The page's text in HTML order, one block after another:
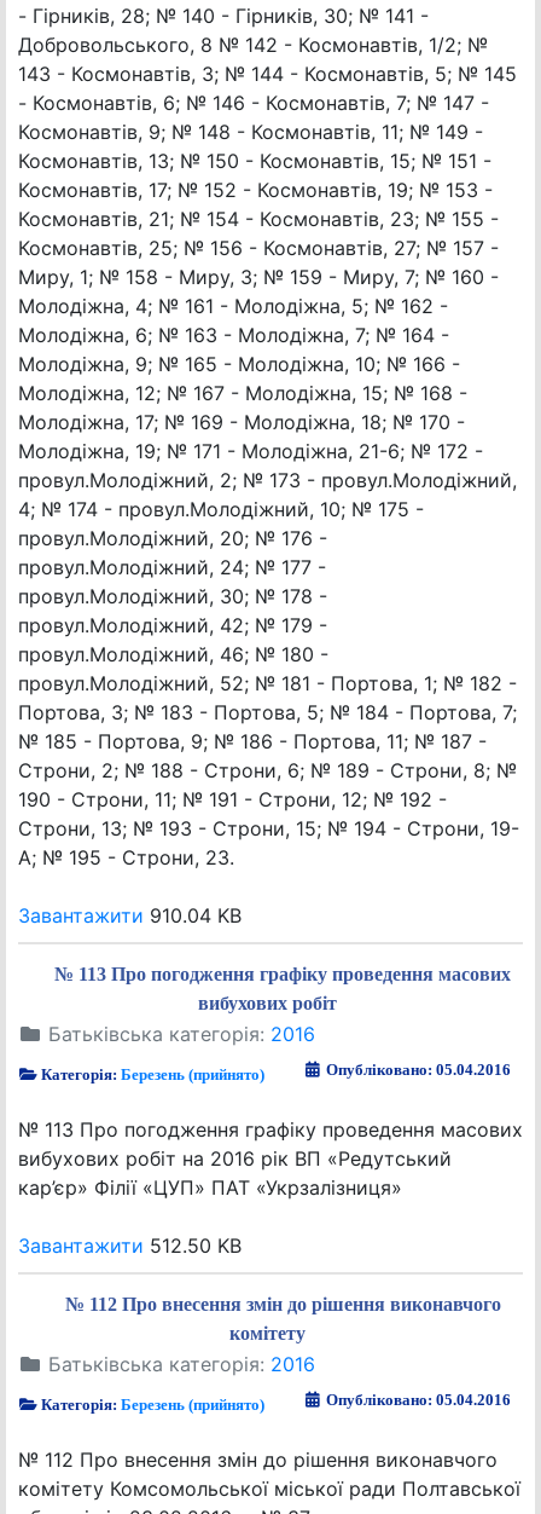
- Гірників, 28; № 140 - Гірників, 30; № 141 -
Добровольського, 8 № 142 - Космонавтів, 1/2; №
143 - Космонавтів, 3; № 144 - Космонавтів, 5; № 145
- Космонавтів, 6; № 146 - Космонавтів, 7; № 147 -
Космонавтів, 9; № 148 - Космонавтів, 11; № 149 -
Космонавтів, 13; № 150 - Космонавтів, 15; № 151 -
Космонавтів, 17; № 152 - Космонавтів, 19; № 153 -
Космонавтів, 21; № 154 - Космонавтів, 23; № 155 -
Космонавтів, 25; № 156 - Космонавтів, 27; № 157 -
Миру, 1; № 158 - Миру, 3; № 159 - Миру, 7; № 160 -
Молодіжна, 4; № 161 - Молодіжна, 5; № 162 -
Молодіжна, 6; № 163 - Молодіжна, 7; № 164 -
Молодіжна, 9; № 165 - Молодіжна, 10; № 166 -
Молодіжна, 12; № 167 - Молодіжна, 15; № 168 -
Молодіжна, 17; № 169 - Молодіжна, 18; № 170 -
Молодіжна, 19; № 171 - Молодіжна, 21-6; № 172 -
провул.Молодіжний, 2; № 173 - провул.Молодіжний,
4; № 174 - провул.Молодіжний, 10; № 175 -
провул.Молодіжний, 20; № 176 -
провул.Молодіжний, 24; № 177 -
провул.Молодіжний, 30; № 178 -
провул.Молодіжний, 42; № 179 -
провул.Молодіжний, 46; № 180 -
провул.Молодіжний, 52; № 181 - Портова, 1; № 182 -
Портова, 3; № 183 - Портова, 5; № 184 - Портова, 7;
№ 185 - Портова, 9; № 186 - Портова, 11; № 187 -
Строни, 2; № 188 - Строни, 6; № 189 - Строни, 8; №
190 - Строни, 11; № 191 - Строни, 12; № 192 -
Строни, 13; № 193 - Строни, 15; № 194 - Строни, 19-
А; № 195 - Строни, 23.
Завантажити 910.04 KB
№ 113 Про погодження графіку проведення масових
вибухових робіт
Батьківська категорія: 2016
Категорія:Березень (прийнято) Опубліковано: 05.04.2016
№ 113 Про погодження графіку проведення масових
вибухових робіт на 2016 рік ВП «Редутський
кар’єр» Філії «ЦУП» ПАТ «Укрзалізниця»
Завантажити 512.50 KB
№ 112 Про внесення змін до рішення виконавчого
комітету
Батьківська категорія: 2016
Категорія:Березень (прийнято) Опубліковано: 05.04.2016
№ 112 Про внесення змін до рішення виконавчого
комітету Комсомольської міської ради Полтавської